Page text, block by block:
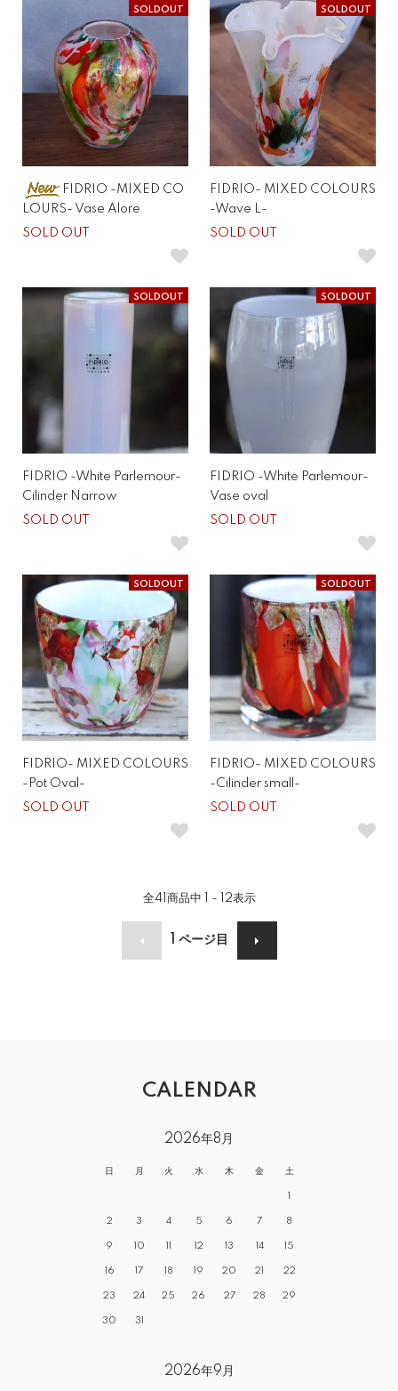
SOLDOUT
FIDRIO -MIXED CO
LOURS- Vase Alore
SOLD OUT
SOLDOUT
FIDRIO- MIXED COLOURS
-Wave L-
SOLD OUT
SOLDOUT
FIDRIO -White Parlemour-
Cilinder Narrow
SOLD OUT
SOLDOUT
FIDRIO -White Parlemour-
Vase oval
SOLD OUT
SOLDOUT
FIDRIO- MIXED COLOURS
-Pot Oval-
SOLD OUT
SOLDOUT
FIDRIO- MIXED COLOURS
-Cilinder small-
SOLD OUT
全41 商品中 1 - 12表示
1 ページ目
CALENDAR
2026年8月
日 月 火 水 木 金 土
2 3 4 5 6 7 8
9 10 12 13 14 15
16 17 18 19 20 21 22
23 24 25 26 27 28 29
30 31
2026年9月